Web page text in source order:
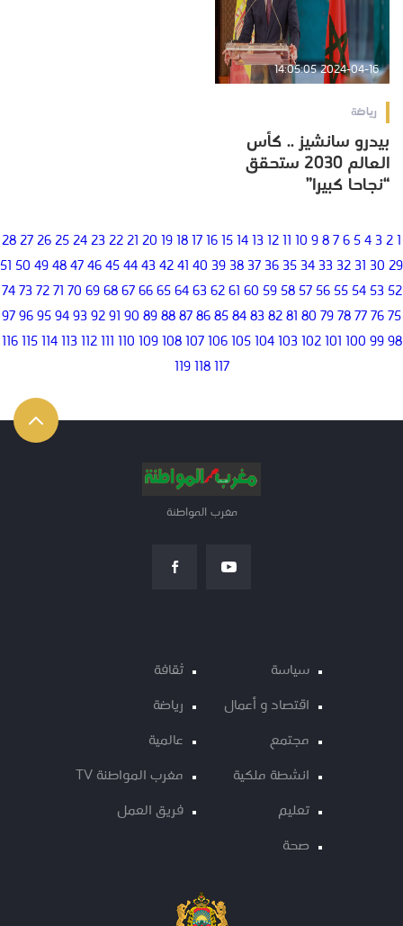
2024-04-16 14:05:05
رياضة
بيدرو سانشيز .. كأس
العالم 2030 ستحقق
“نجاحا كبيرا”
1
2
3
4
5
6
7
8
9
10
11
12
13
14
15
16
17
18
19
20
21
22
23
24
25
26
27
28
29
30
31
32
33
34
35
36
37
38
39
40
41
42
43
44
45
46
47
48
49
50
51
52
53
54
55
56
57
58
59
60
61
62
63
64
65
66
67
68
69
70
71
72
73
74
75
76
77
78
79
80
81
82
83
84
85
86
87
88
89
90
91
92
93
94
95
96
97
98
99
100
101
102
103
104
105
106
107
108
109
110
111
112
113
114
115
116
117
118
119
مغرب المواطنة
سياسة
اقتصاد و أعمال
مجتمع
انشطة ملكية
تعليم
صحة
ثقافة
رياضة
عالمية
مغرب المواطنة TV
فريق العمل